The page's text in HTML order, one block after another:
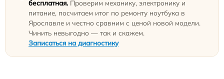
бесплатная. Проверим механику, электронику и
питание, посчитаем итог по ремонту ноутбука в
Ярославле и честно сравним с ценой новой модели.
Чинить невыгодно — так и скажем.
Записаться на диагностику